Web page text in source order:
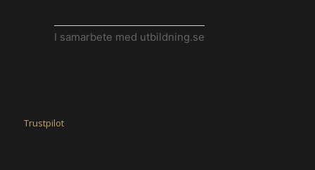
I samarbete med utbildning.se
Trustpilot